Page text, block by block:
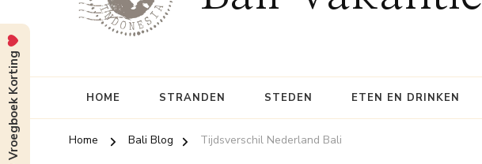
HOME STRANDEN STEDEN ETEN EN DRINKEN
Home Bali Blog Tijdsverschil Nederland Bali
Vroegboek Korting